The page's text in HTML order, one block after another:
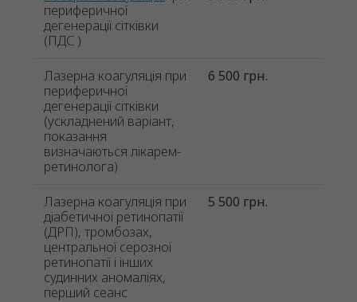
периферичної
дегенерації сітківки
(ПДС )
Лазерна коагуляція при
периферичної
дегенерації сітківки
(ускладнений варіант,
показання
визначаються лікарем-
ретинолога)
6 500 грн.
Лазерна коагуляція при
діабетичної ретинопатії
(ДРП), тромбозах,
центральної серозної
ретинопатії і інших
судинних аномаліях,
перший сеанс
5 500 грн.